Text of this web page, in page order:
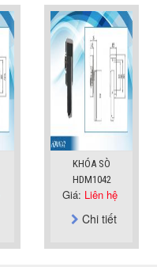
KHÓA SÒ
HDM1042
Giá: Liên hệ
Chi tiết